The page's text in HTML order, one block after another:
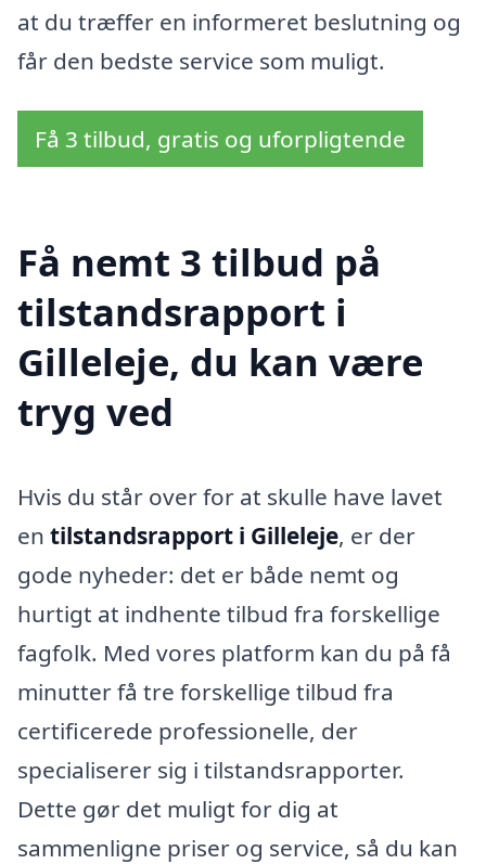
at du træffer en informeret beslutning og
får den bedste service som muligt.
Få 3 tilbud, gratis og uforpligtende
Få nemt 3 tilbud på
tilstandsrapport i
Gilleleje, du kan være
tryg ved
Hvis du står over for at skulle have lavet
en tilstandsrapport i Gilleleje, er der
gode nyheder: det er både nemt og
hurtigt at indhente tilbud fra forskellige
fagfolk. Med vores platform kan du på få
minutter få tre forskellige tilbud fra
certificerede professionelle, der
specialiserer sig i tilstandsrapporter.
Dette gør det muligt for dig at
sammenligne priser og service, så du kan